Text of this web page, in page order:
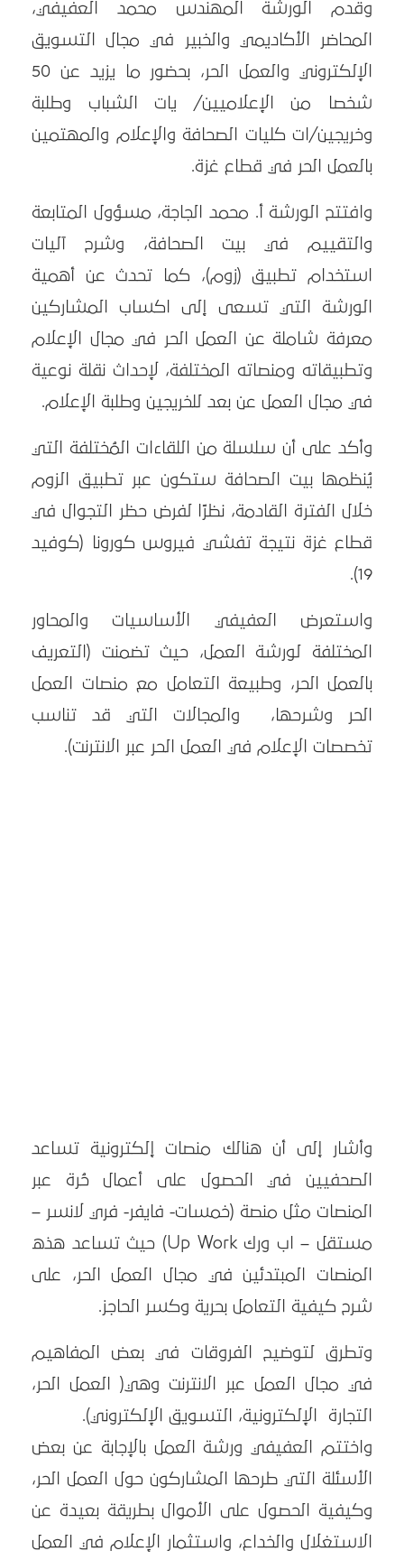
وقدم الورشة المهندس محمد العفيفي،
المحاضر الأكاديمي والخبير في مجال التسويق
الإلكتروني والعمل الحر، بحضور ما يزيد عن 50
شخصا من الإعلاميين/ يات الشباب وطلبة
وخريجين/ات كليات الصحافة والإعلام والمهتمين
بالعمل الحر في قطاع غزة.
وافتتح الورشة أ. محمد الجاجة، مسؤول المتابعة
والتقييم في بيت الصحافة، وشرح آليات
استخدام تطبيق (زوم)، كما تحدث عن أهمية
الورشة التي تسعى إلى اكساب المشاركين
معرفة شاملة عن العمل الحر في مجال الإعلام
وتطبيقاته ومنصاته المختلفة، لإحداث نقلة نوعية
في مجال العمل عن بعد للخريجين وطلبة الإعلام.
وأكد على أن سلسلة من اللقاءات المُختلفة التي
يُنظمها بيت الصحافة ستكون عبر تطبيق الزوم
خلال الفترة القادمة، نظرًا لفرض حظر التجوال في
قطاع غزة نتيجة تفشي فيروس كورونا (كوفيد
19).
واستعرض العفيفي الأساسيات والمحاور
المختلفة لورشة العمل، حيث تضمنت (التعريف
بالعمل الحر، وطبيعة التعامل مع منصات العمل
الحر وشرحها، والمجالات التي قد تناسب
تخصصات الإعلام في العمل الحر عبر الانترنت).
وأشار إلى أن هنالك منصات إلكترونية تساعد
الصحفيين في الحصول على أعمال حُرة عبر
المنصات مثل منصة (خمسات- فايفر- فري لانسر –
مستقل – اب ورك Up Work) حيث تساعد هذه
المنصات المبتدئين في مجال العمل الحر، على
شرح كيفية التعامل بحرية وكسر الحاجز.
وتطرق لتوضيح الفروقات في بعض المفاهيم
في مجال العمل عبر الانترنت وهي( العمل الحر،
التجارة الإلكترونية، التسويق الإلكتروني).
واختتم العفيفي ورشة العمل بالإجابة عن بعض
الأسئلة التي طرحها المشاركون حول العمل الحر،
وكيفية الحصول على الأموال بطريقة بعيدة عن
الاستغلال والخداع، واستثمار الإعلام في العمل